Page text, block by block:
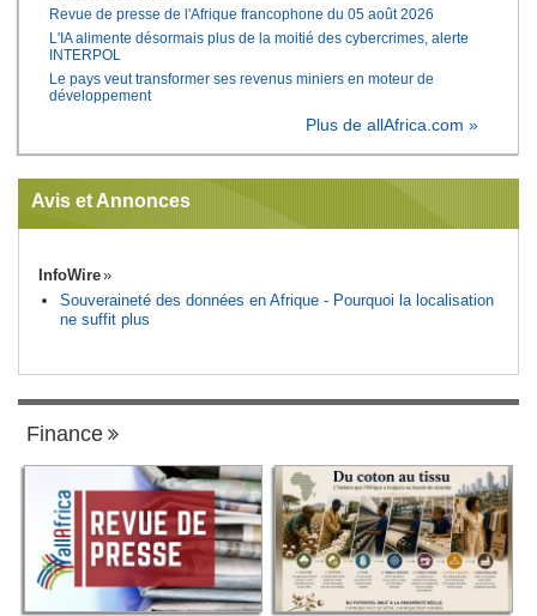
Revue de presse de l'Afrique francophone du 05 août 2026
L'IA alimente désormais plus de la moitié des cybercrimes, alerte
INTERPOL
Le pays veut transformer ses revenus miniers en moteur de
développement
Plus de allAfrica.com »
Avis et Annonces
InfoWire
Souveraineté des données en Afrique - Pourquoi la localisation
ne suffit plus
Finance